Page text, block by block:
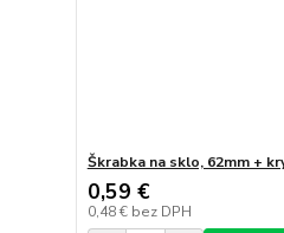
Škrabka na sklo, 62mm +
0,59 €
0,48 € bez DPH